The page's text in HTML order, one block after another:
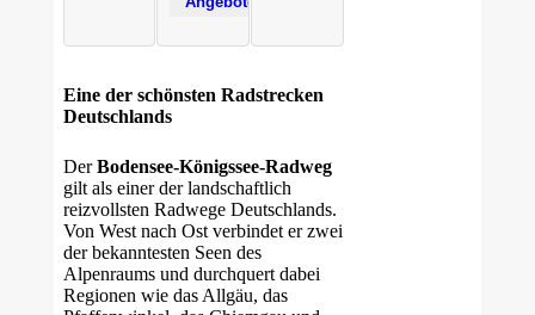
Eine der schönsten Radstrecken
Deutschlands
DerBodensee-Königssee-Radweg
gilt als einer der landschaftlich
reizvollsten Radwege Deutschlands.
Von West nach Ost verbindet er zwei
der bekanntesten Seen des
Alpenraums und durchquert dabei
Regionen wie das Allgäu, das